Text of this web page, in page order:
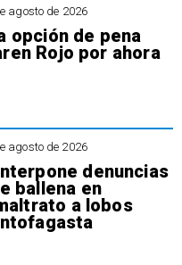
agosto de 2026
opción de pena
Rojo por ahora
agosto de 2026
denuncias
ballena en
a lobos